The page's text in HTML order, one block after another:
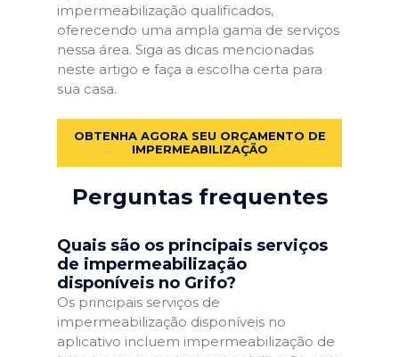
impermeabilização qualificados,
oferecendo uma ampla gama de serviços
nessa área. Siga as dicas mencionadas
neste artigo e faça a escolha certa para
sua casa.
OBTENHA AGORA SEU ORÇAMENTO DE
IMPERMEABILIZAÇÃO
Perguntas frequentes
Quais são os principais serviços
de impermeabilização
disponíveis no Grifo?
Os principais serviços de
impermeabilização disponíveis no
aplicativo incluem impermeabilização de